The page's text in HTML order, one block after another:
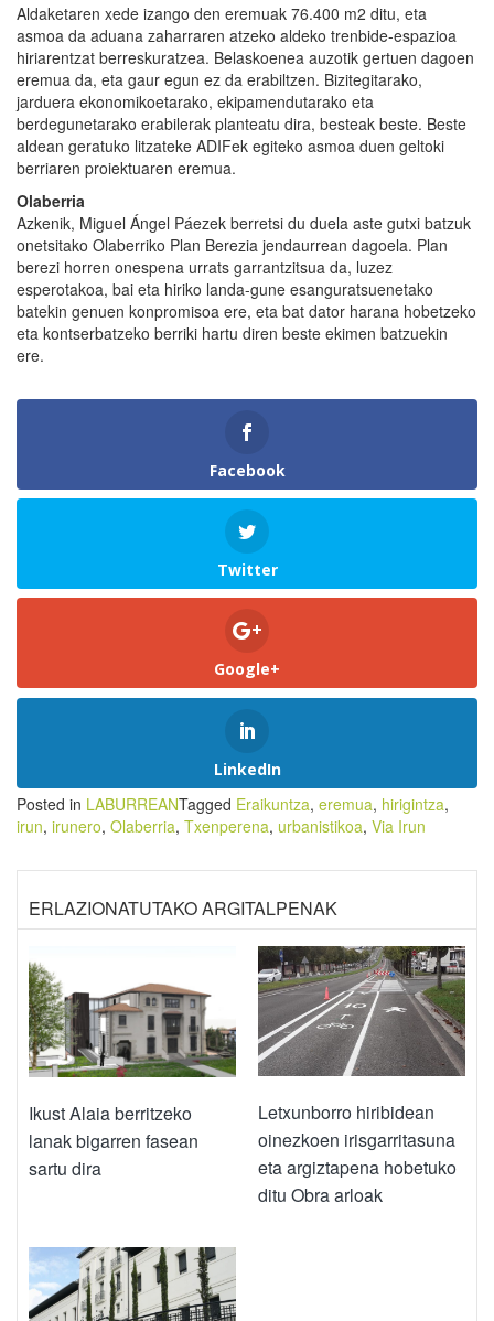
Aldaketaren xede izango den eremuak 76.400 m2 ditu, eta
asmoa da aduana zaharraren atzeko aldeko trenbide-espazioa
hiriarentzat berreskuratzea. Belaskoenea auzotik gertuen dagoen
eremua da, eta gaur egun ez da erabiltzen. Bizitegitarako,
jarduera ekonomikoetarako, ekipamendutarako eta
berdegunetarako erabilerak planteatu dira, besteak beste. Beste
aldean geratuko litzateke ADIFek egiteko asmoa duen geltoki
berriaren proiektuaren eremua.
Olaberria
Azkenik, Miguel Ángel Páezek berretsi du duela aste gutxi batzuk
onetsitako Olaberriko Plan Berezia jendaurrean dagoela. Plan
berezi horren onespena urrats garrantzitsua da, luzez
esperotakoa, bai eta hiriko landa-gune esanguratsuenetako
batekin genuen konpromisoa ere, eta bat dator harana hobetzeko
eta kontserbatzeko berriki hartu diren beste ekimen batzuekin
ere.
Facebook
Twitter
Google+
LinkedIn
Posted in LABURREANTagged Eraikuntza, eremua, hirigintza,
irun, irunero, Olaberria, Txenperena, urbanistikoa, Via Irun
ERLAZIONATUTAKO ARGITALPENAK
Ikust Alaia berritzeko
lanak bigarren fasean
sartu dira
Letxunborro hiribidean
oinezkoen irisgarritasuna
eta argiztapena hobetuko
ditu Obra arloak